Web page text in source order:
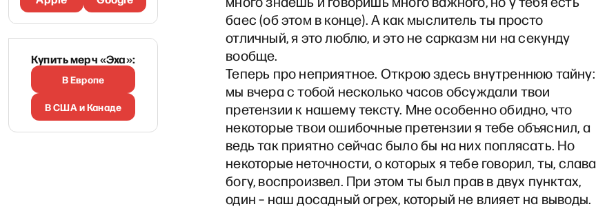
Купить мерч «Эха»:
В Европе
В США и Канаде
баес (об этом в конце). А как мыслитель ты просто
отличный, я это люблю, и это не сарказм ни на секунду
вообще.
Теперь про неприятное. Открою здесь внутреннюю тайну:
мы вчера с тобой несколько часов обсуждали твои
претензии к нашему тексту. Мне особенно обидно, что
некоторые твои ошибочные претензии я тебе объяснил, а
ведь так приятно сейчас было бы на них поплясать. Но
некоторые неточности, о которых я тебе говорил, ты, слава
богу, воспроизвел. При этом ты был прав в двух пунктах,
один – наш досадный огрех, который не влияет на выводы.